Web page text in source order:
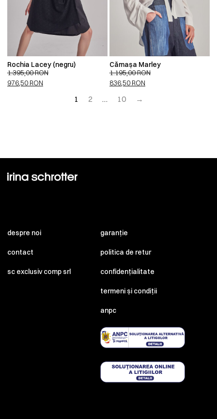
Rochia Lacey (negru)
1.395,00RON
976,50 RON
Cămașa Marley
1.195,00RON
836,50 RON
1 2 … 10 →
despre noi
contact
sc exclusiv comp srl
garanție
politica de retur
confidențialitate
termeni și condiții
anpc